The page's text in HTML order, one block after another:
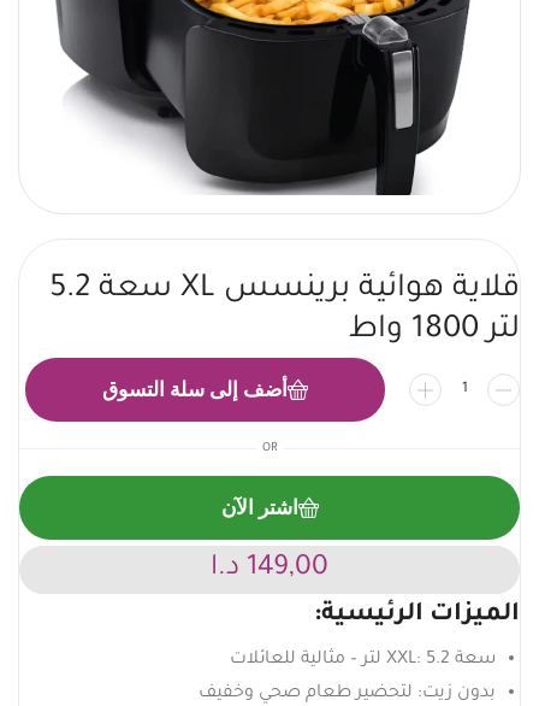
قلاية هوائية برينسس XL سعة 5.2
لتر 1800 واط
أضف إلى سلة التسوق
OR
اشتر الآن
149,00 د.ا
الميزات الرئيسية:
سعة XXL: 5.2 لتر – مثالية للعائلات
بدون زيت: لتحضير طعام صحي وخفيف